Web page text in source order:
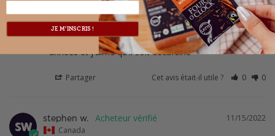
Thé vert décaféiné
Très satisfaite, je prends ce thé depuis quelques
années et j'aime qu'il soit décaféiné
Partager Cet avis était-il utile ? 0 0
SW
11/15/2022
stephen w.
Canada
JE M'INSCRIS !